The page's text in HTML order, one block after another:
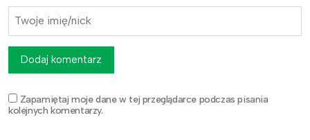
Zapamiętaj moje dane w tej przeglądarce podczas pisania
kolejnych komentarzy.
Dodaj komentarz